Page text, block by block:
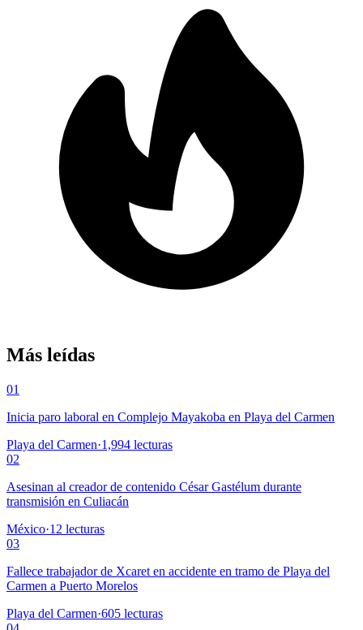
Más leídas
01
Inicia paro laboral en Complejo Mayakoba en Playa del Carmen
Playa del Carmen·1,994 lecturas
02
Asesinan al creador de contenido César Gastélum durante
transmisión en Culiacán
México·12 lecturas
03
Fallece trabajador de Xcaret en accidente en tramo de Playa del
Carmen a Puerto Morelos
Playa del Carmen·605 lecturas